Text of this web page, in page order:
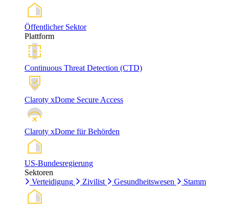
Öffentlicher Sektor
Plattform
Continuous Threat Detection (CTD)
Claroty xDome Secure Access
Claroty xDome für Behörden
US-Bundesregierung
Sektoren
Verteidigung
Zivilist Gesundheitswesen Stamm